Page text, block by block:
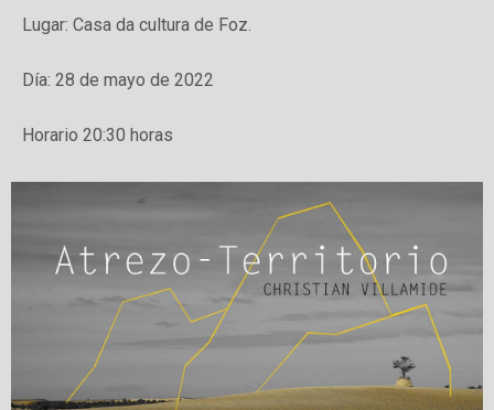
Lugar: Casa da cultura de Foz.
Día: 28 de mayo de 2022
Horario 20:30 horas